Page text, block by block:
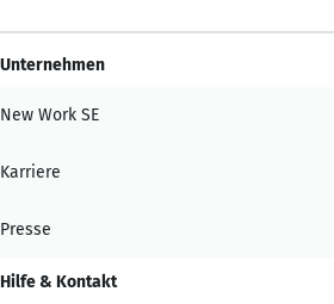
Unternehmen
New Work SE
Karriere
Presse
Hilfe & Kontakt